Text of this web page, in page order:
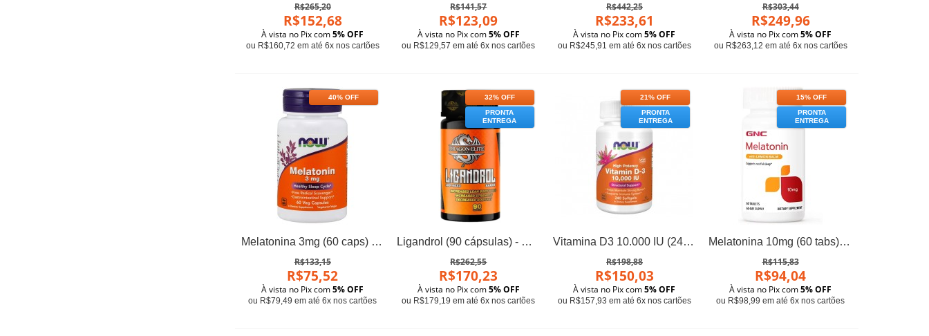
R$265,20
R$152,68
À vista no Pix com5% OFF
ou R$160,72 em até 6x nos cartões
R$141,57
R$123,09
À vista no Pix com5% OFF
ou R$129,57 em até 6x nos cartões
R$442,25
R$233,61
À vista no Pix com5% OFF
ou R$245,91 em até 6x nos cartões
R$303,44
R$249,96
À vista no Pix com5% OFF
ou R$263,12 em até 6x nos cartões
40% OFF
Melatonina 3mg (60 caps) - Now Foods
R$133,15
R$75,52
À vista no Pix com5% OFF
ou R$79,49 em até 6x nos cartões
32% OFF
PRONTA
ENTREGA
Ligandrol (90 cápsulas) - Dragon Elite
R$262,55
R$170,23
À vista no Pix com5% OFF
ou R$179,19 em até 6x nos cartões
21% OFF
PRONTA
ENTREGA
Vitamina D3 10.000 IU (240 softgels) - Now Foods
R$198,88
R$150,03
À vista no Pix com5% OFF
ou R$157,93 em até 6x nos cartões
15% OFF
PRONTA
ENTREGA
Melatonina 10mg (60 tabs) - GNC
R$115,83
R$94,04
À vista no Pix com5% OFF
ou R$98,99 em até 6x nos cartões